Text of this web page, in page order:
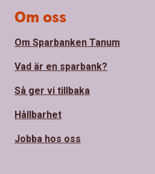
Om oss
Om Sparbanken Tanum
Vad är en sparbank?
Så ger vi tillbaka
Hållbarhet
Jobba hos oss